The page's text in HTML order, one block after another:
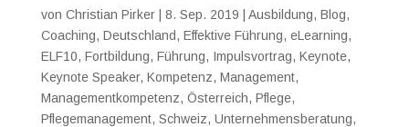
von Christian Pirker| 8. Sep. 2019 Ausbildung, Blog,
Coaching, Deutschland, Effektive Führung, eLearning,
ELF10, Fortbildung, Führung, Impulsvortrag, Keynote,
Keynote Speaker, Kompetenz, Management,
Managementkompetenz, Österreich, Pflege,
Pflegemanagement, Schweiz, Unternehmensberatung,